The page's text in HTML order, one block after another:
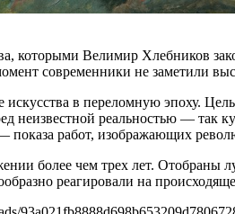
которыми Велимир Хлебников
современники не заметили
искусства в переломную эпоху.
неизвестной реальностью — так
показа работ, изображающих
более чем трех лет. Отобраны
реагировали на